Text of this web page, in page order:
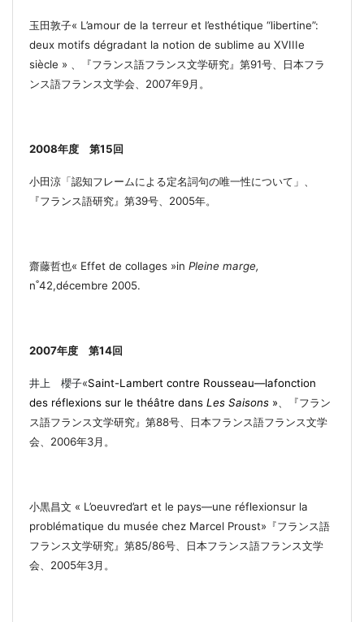
玉田敦子« L’amour de la terreur et l’esthétique “libertine”:
deux motifs dégradant la notion de sublime au XVIIIe
siècle »
『フランス語フランス文学研究』第91号、日本フラ
ンス語フランス文学会、 2007年9月 。
2008年度 第15回
小田涼「認知フレームによる定名詞句の唯一性について」、
『フランス語研究』第39号、 2005年。
齋藤哲也« Effet de collages »in Pleine marge,
n˚42,décembre 2005.
2007年度 第14回
井上 櫻子«Saint-Lambert contre Rousseau―lafonction
des réflexions sur le théâtre dans Les Saisons » 、『フラン
ス語フランス文学研究』第88号、日本フランス語フランス文学
会、 2006年3月。
小黒昌文 « L’oeuvred’art et le pays―une réflexionsur la
problématique du musée chez Marcel Proust» 『フランス語
フランス文学研究』第85/86号、日本フランス語フランス文学
会、 2005年3月。